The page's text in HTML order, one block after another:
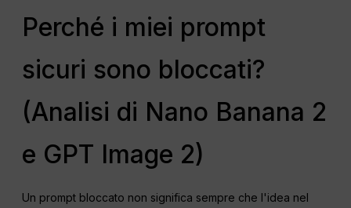
Perché i miei prompt
sicuri sono bloccati?
(Analisi di Nano Banana 2
e GPT Image 2)
Un prompt bloccato non significa sempre che l'idea nel